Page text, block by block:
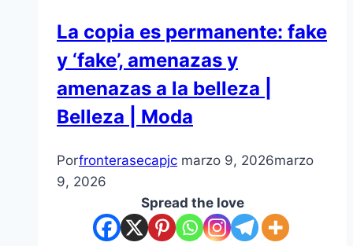
La copia es permanente: fake
y ‘fake’, amenazas y
amenazas a la belleza |
Belleza | Moda
Porfronterasecapjc marzo 9, 2026marzo
9, 2026
Spread the love